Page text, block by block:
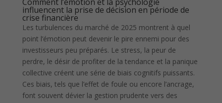
influencent la prise de décision en période de
crise financière
Les turbulences du marché de 2025 montrent à quel
point l’émotion peut devenir le pire ennemi pour des
investisseurs peu préparés. Le stress, la peur de
perdre, le désir de profiter de la tendance et la panique
collective créent une série de biais cognitifs puissants.
Ces biais, tels que l’effet de foule ou encore l’ancrage,
font souvent dévier la gestion prudente vers des